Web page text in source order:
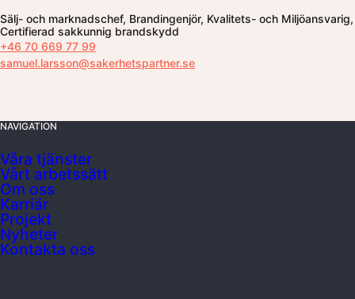
Sälj- och marknadschef, Brandingenjör, Kvalitets- och Miljöansvarig,
Certifierad sakkunnig brandskydd
+46 70 669 77 99
samuel.larsson@sakerhetspartner.se
NAVIGATION
Våra tjänster
Vårt arbetssätt
Om oss
Karriär
Projekt
Nyheter
Kontakta oss